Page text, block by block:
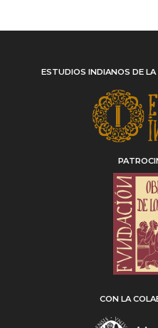
ESTUDIOS INDIANOS DE LA
CON LA